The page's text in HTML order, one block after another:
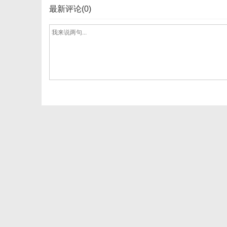
最新评论(0)